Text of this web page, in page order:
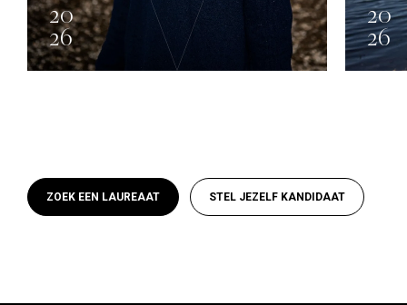
20
26
20
26
ZOEK EEN LAUREAAT STEL JEZELF KANDIDAAT